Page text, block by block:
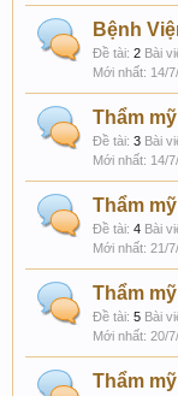
Bệnh
Đề tài: 2 Bài
14/
Thẩm
Đề tài: 3 Bài
14/
Thẩm
Đề tài: 4 Bài
21/
Thẩm
Đề tài: 5 Bài
20/
Thẩm